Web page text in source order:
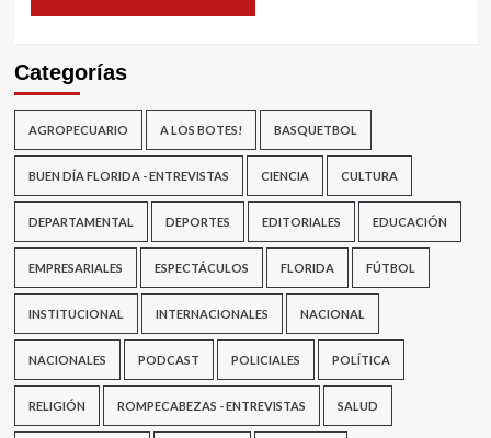
Categorías
AGROPECUARIO A LOS BOTES! BASQUETBOL
BUEN DÍA FLORIDA - ENTREVISTAS CIENCIA CULTURA
DEPARTAMENTAL DEPORTES EDITORIALES EDUCACIÓN
EMPRESARIALES ESPECTÁCULOS FLORIDA FÚTBOL
INSTITUCIONAL INTERNACIONALES NACIONAL
NACIONALES PODCAST POLICIALES POLÍTICA
RELIGIÓN ROMPECABEZAS - ENTREVISTAS SALUD